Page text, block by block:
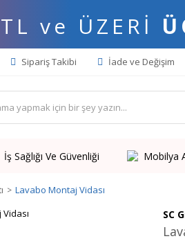
ve ÜZERİ
Sipariş Takibi İade ve Değişim
İş Sağlığı Ve Güvenliği Mobilya
Lavabo Montaj Vidası
SC